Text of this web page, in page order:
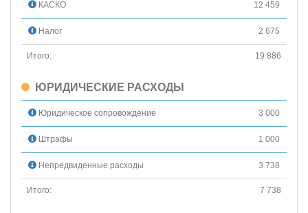
КАСКО 12 459
Налог 2 675
Итого: 19 886
ЮРИДИЧЕСКИЕ РАСХОДЫ
Юридическое сопровождение 3 000
Штрафы 1 000
Непредвиденные расходы 3 738
Итого: 7 738